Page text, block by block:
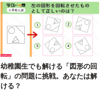
幼稚園生でも解ける「図形の回
転」の問題に挑戦。あなたは解
ける？